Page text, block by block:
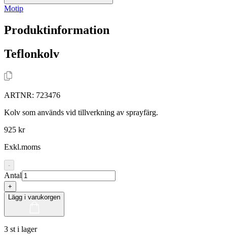
Motip
Produktinformation
Teflonkolv
ARTNR: 723476
Kolv som används vid tillverkning av sprayfärg.
925 kr
Exkl.moms
-
Antal
+
Lägg i varukorgen
3 st i lager